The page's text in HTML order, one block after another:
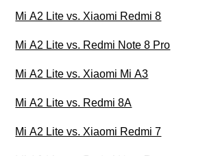
Mi A2 Lite vs. Xiaomi Redmi 8
Mi A2 Lite vs. Redmi Note 8 Pro
Mi A2 Lite vs. Xiaomi Mi A3
Mi A2 Lite vs. Redmi 8A
Mi A2 Lite vs. Xiaomi Redmi 7